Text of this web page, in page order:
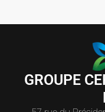
GROUPE